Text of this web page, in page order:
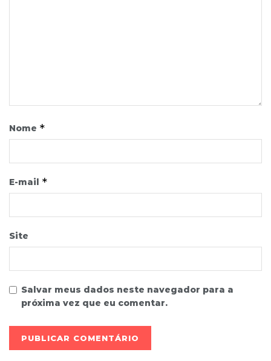
Nome *
E-mail *
Site
Salvar meus dados neste navegador para a
próxima vez que eu comentar.